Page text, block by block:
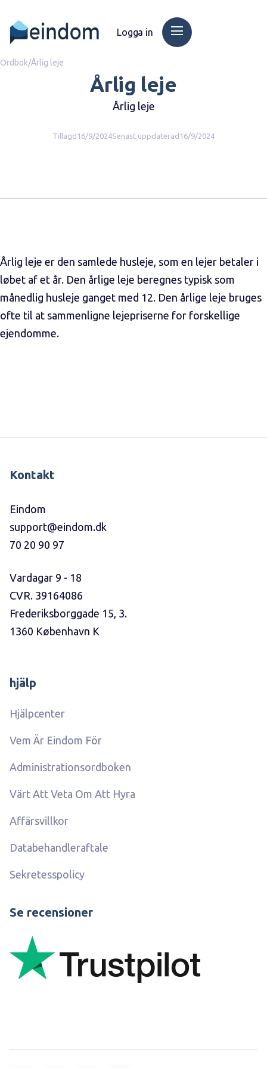
Logga in
Ordbok/Årlig leje
Årlig leje
Årlig leje
Tillagd 16/9/2024Senast uppdaterad 16/9/2024
Årlig leje er den samlede husleje, som en lejer betaler i
løbet af et år. Den årlige leje beregnes typisk som
månedlig husleje ganget med 12. Den årlige leje bruges
ofte til at sammenligne lejepriserne for forskellige
ejendomme.
Kontakt
Eindom
support@eindom.dk
70 20 90 97
Vardagar 9 - 18
CVR. 39164086
Frederiksborggade 15, 3.
1360 København K
hjälp
Hjälpcenter
Vem Är Eindom För
Administrationsordboken
Värt Att Veta Om Att Hyra
Affärsvillkor
Databehandleraftale
Sekretesspolicy
Se recensioner